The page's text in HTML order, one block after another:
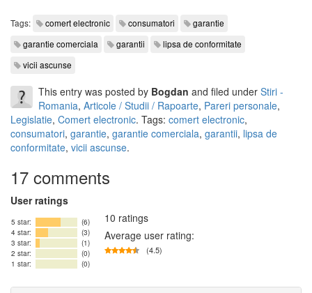
Tags: comert electronic consumatori
garantie
garantie comerciala
garantii
lipsa de conformitate
vicii ascunse
This entry was posted by Bogdan and filed under Stiri -
Romania, Articole / Studii / Rapoarte, Pareri personale,
Legislatie, Comert electronic. Tags: comert electronic,
consumatori, garantie, garantie comerciala, garantii, lipsa de
conformitate, vicii ascunse.
17 comments
User ratings
5 star:
(6)
4 star:
(3)
3 star:
(1)
2 star:
(0)
1 star:
(0)
10 ratings
Average user rating:
(4.5)